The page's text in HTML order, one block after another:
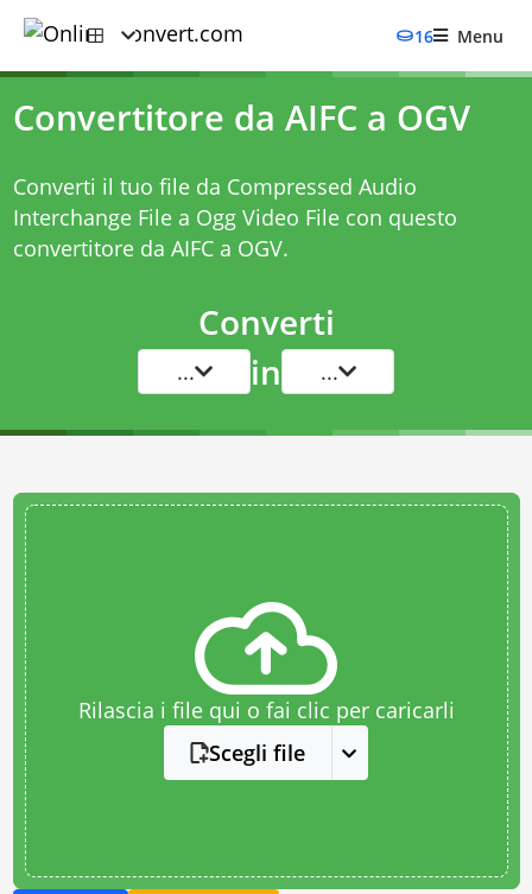
16 Menu
Convertitore da AIFC a OGV
Converti il tuo file da Compressed Audio
Interchange File a Ogg Video File con questo
convertitore da AIFC a OGV.
Converti
... in ...
Rilascia i file qui o fai clic per caricarli
Scegli file